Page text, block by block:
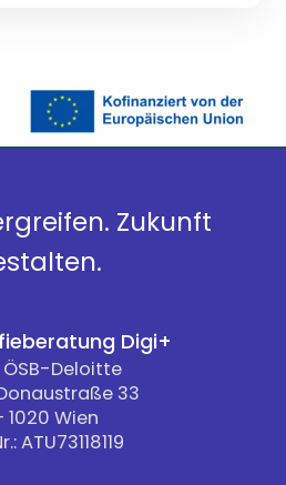
Zukunft
Digi+
ÖSB-Deloitte
33
1020 Wien
ATU73118119